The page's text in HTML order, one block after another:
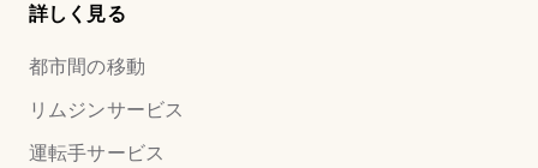
詳しく見る
都市間の移動
リムジンサービス
運転手サービス